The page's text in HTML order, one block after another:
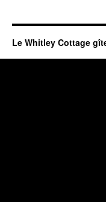
Le Whitley Cottage